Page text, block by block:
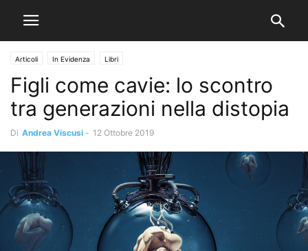
Articoli In Evidenza Libri
Figli come cavie: lo scontro
tra generazioni nella distopia
Di Andrea Viscusi - 12 Ottobre 2019